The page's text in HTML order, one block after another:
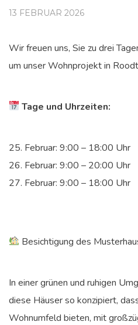
13 FEBRUAR 2026
Wir freuen uns, Sie zu drei
um unser Wohnprojekt in
Tage und Uhrzeiten:
25. Februar: 9:00 – 18:00 Uhr
26. Februar: 9:00 – 20:00 Uhr
27. Februar: 9:00 – 18:00 Uhr
Besichtigung des
In einer grünen und ruhigen
diese Häuser so konzipiert,
Wohnumfeld bieten, mit